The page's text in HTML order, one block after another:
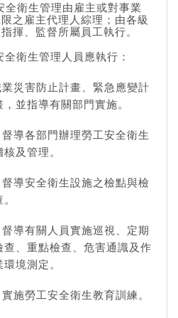
全衛生管理由雇主或對事業
之雇主代理人綜理；由各級
揮、監督所屬員工執行。
衛生管理人員應執行：
業災害防止計畫、緊急應變計
，並指導有關部門實施。
導各部門辦理勞工安全衛生
核及管理。
導安全衛生設施之檢點與檢
導有關人員實施巡視、定期
查、重點檢查、危害通識及作
環境測定。
施勞工安全衛生教育訓練。